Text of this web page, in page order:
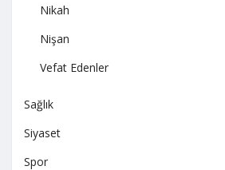
Nikah
Nişan
Vefat Edenler
Sağlık
Siyaset
Spor